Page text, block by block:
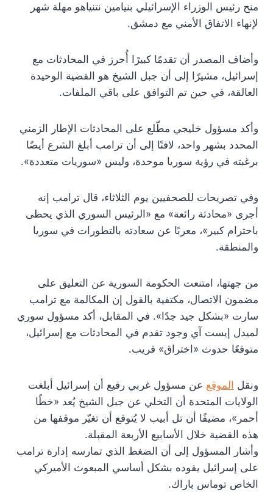
منح رئيس الوزراء الإسرائيلي بنيامين نتنياهو مهلة شهر
لإنهاء الاتفاق الأمني مع دمشق.
وأضاف المصدر أن تقدمًا كبيرًا أُحرز في المحادثات مع
إسرائيل، مشيرًا إلى أن جبل الشيخ هو القضية الوحيدة
العالقة، في حين تم التوافق على باقي الملفات.
وأكد مسؤول خليجي مطّلع على المحادثات الإطار الزمني
المحدد بشهر واحد، لافتًا إلى أن ترامب أبلغ الشرع أيضًا
برغبته في رؤية سوريا موحدة، وليس «سوريات متعددة».
وفي تصريحات للصحفيين يوم الثلاثاء، قال ترامب إنه
أجرى «محادثة رائعة» مع «الرئيس السوري الذي يحظى
باحترام كبير»، معربًا عن سعادته بالتطورات في سوريا
والمنطقة.
من جهتها، امتنعت الحكومة السورية عن التعليق على
مضمون الاتصال، مكتفية بالقول إن المكالمة مع ترامب
سارت «بشكل جيد جدًا». في المقابل، أكد مسؤول سوري
لميدل إيست آي وجود تقدم في المحادثات مع إسرائيل،
متوقعًا حدوث «اختراق» قريب.
ونقل الموقع عن مسؤول غربي رفيع أن إسرائيل أبلغت
الولايات المتحدة أن التخلي عن جبل الشيخ يُعد «خطًا
أحمر»، مضيفًا أن تل أبيب لا يُتوقع أن تغيّر موقفها من
هذه القضية خلال الأسابيع الأربعة المقبلة.
وأشار المسؤول إلى أن الضغط الذي تمارسه إدارة ترامب
على إسرائيل يقوده بشكل أساسي المبعوث الأميركي
الخاص توماس باراك.